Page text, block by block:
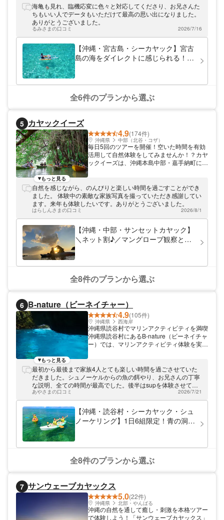
ご案内。シーサーの色塗り体験やSUP（ス
タンドアップパドル）など、インドアでもア
ウトドアでも楽しめる体験ができますよ♪皆
様とお会いできることを、スタッフ一同楽し
みにしております！
海亀も見れ、臨機応変に色々と対応してくださり、お兄さんた
ちもいい人でデータもいただけて最高の思い出になりました。
ありがとうございました。
るみさまの口コミ 2026/7/16
【沖縄・宮古島・シーカヤック】宮古
島の海をダイレクトに感じられる！ク
全6件のプランから選ぶ
5 カヤックイーズ
4.9(174件)
沖縄県 中部（北谷・コザ）
毎日5回のツアーを開催！空いた時間を有効
活用して自然体験をしてみませんか！？カヤ
ックイーズは、沖縄本島中部・嘉手納町にあ
自然体験を満喫しましょう。 たくさんのお
客様に喜ばれています 当社はお客様から
「お兄さんの説明で安心して楽しむことがで
きました！」「東京ではできない貴重な体験
ができました！」といったご感想をいただい
ております。沖縄の自然にふれあい、安全に
楽しんでいただけるよう、シチュエーション
に合わせた最高の体験をプレゼントいたしま
ので、ご旅行のスケジュールに合わせてツア
ー時間をお選びいただけます。パートナーと
息を合わせてカヤックを漕ぎ進め、その日そ
もっと見る
自然を感じながら、のんびりと楽しい時間を過ごすことができ
ました。 体験中の素敵な家族写真を撮っていただき感謝してい
ます。来年も体験したいです。ありがとうございました。
はらしんさまの口コミ 2026/8/1
【沖縄・中部・サンセットカヤック】
＼ネット割♪／マングローブ観察とサ
レゼント！比謝川サンセットカヤック
全8件のプランから選ぶ
6 B-nature（ビーネイチャー）
4.9(105件)
沖縄県 西海岸
沖縄県読谷村でマリンアクティビティを満喫
沖縄県読谷村にあるB-nature（ビーネイチャ
ー）では、マリンアクティビティ体験を実施
参加していただけます。
もっと見る
最初から最後まで家族4人とても楽しい時間を過ごさせていた
だきました。シュノーケルからの魚の餌やり、お兄さんの丁寧
な説明、全ての時間が最高でした。後半はsupを体験させても
らいました。 初めてでしたが優しくご指導していただき、4人
ともすぐに立つことができました。ドローン撮影もしていただ
き、本当に全部楽しかったです！沖縄に行く友だちにも勧めた
いと思います。
あやさまの口コミ 2026/7/21
【沖縄・読谷村・シーカヤック・シュ
ノーケリング】1日6組限定！青の洞窟
全8件のプランから選ぶ
7 サンウェーブカヤックス
5.0(22件)
沖縄県 北部・やんばる
沖縄の自然を通して癒し・刺激を本格ツアー
で体験しよう！「サンウェーブカヤックス」